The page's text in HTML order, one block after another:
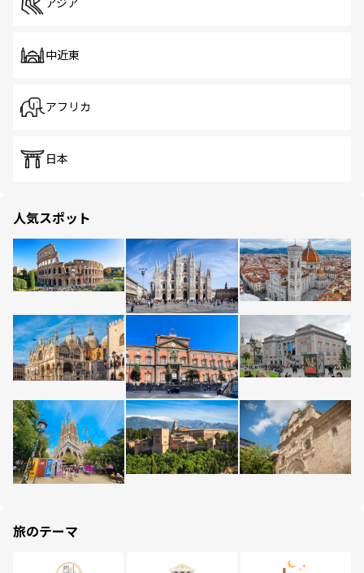
アジア
中近東
アフリカ
日本
人気スポット
旅のテーマ